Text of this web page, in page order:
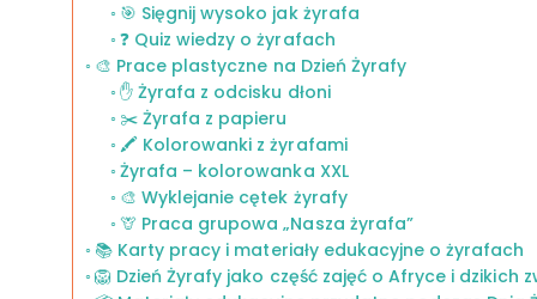
🎯 Sięgnij wysoko jak żyrafa
❓ Quiz wiedzy o żyrafach
🎨 Prace plastyczne na Dzień Żyrafy
✋ Żyrafa z odcisku dłoni
✂️ Żyrafa z papieru
🖍️ Kolorowanki z żyrafami
Żyrafa – kolorowanka XXL
🎨 Wyklejanie cętek żyrafy
🦒 Praca grupowa „Nasza żyrafa”
📚 Karty pracy i materiały edukacyjne o żyrafach
🦁 Dzień Żyrafy jako część zajęć o Afryce i dzikich